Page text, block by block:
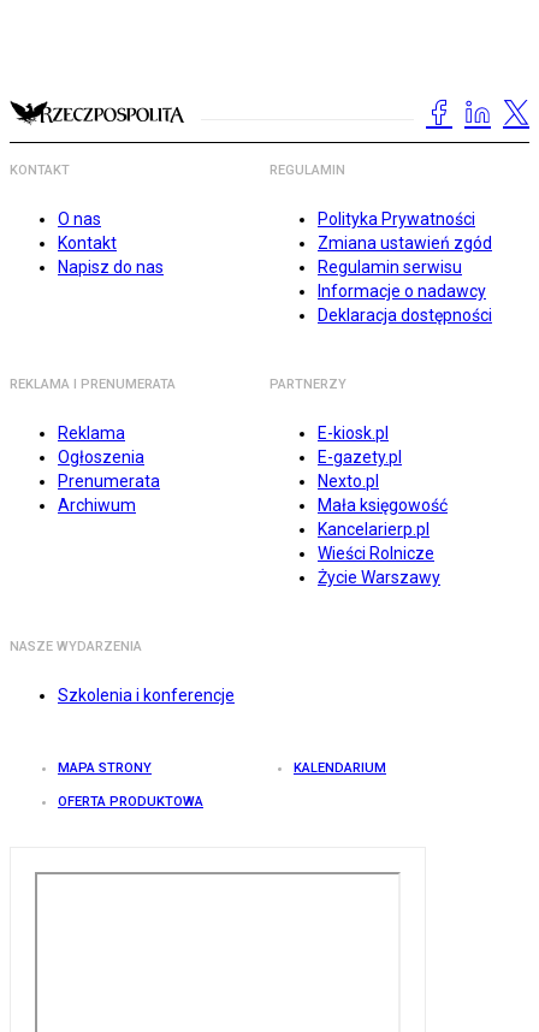
KONTAKT
O nas
Kontakt
Napisz do nas
REGULAMIN
Polityka Prywatności
Zmiana ustawień zgód
Regulamin serwisu
Informacje o nadawcy
Deklaracja dostępności
REKLAMA I PRENUMERATA
Reklama
Ogłoszenia
Prenumerata
Archiwum
PARTNERZY
E-kiosk.pl
E-gazety.pl
Nexto.pl
Mała księgowość
Kancelarierp.pl
Wieści Rolnicze
Życie Warszawy
NASZE WYDARZENIA
Szkolenia i konferencje
MAPA STRONY KALENDARIUM
OFERTA PRODUKTOWA